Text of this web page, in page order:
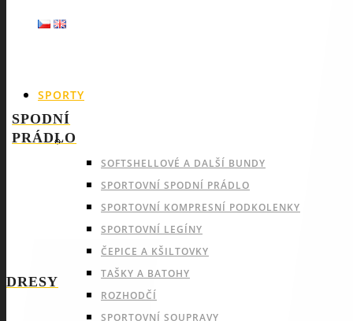
SPORTY
NABÍDKA PRO VŠECHNY SPORTY
SOFTSHELLOVÉ A DALŠÍ BUNDY
SPORTOVNÍ SPODNÍ PRÁDLO
SPORTOVNÍ KOMPRESNÍ PODKOLENKY
SPORTOVNÍ LEGÍNY
ČEPICE A KŠILTOVKY
TAŠKY A BATOHY
ROZHODČÍ
SPORTOVNÍ SOUPRAVY
SPODNÍ
PRÁDLO
DRESY